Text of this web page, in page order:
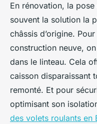
En rénovation, la pose
souvent la solution la
châssis d’origine.
construction neuve,
dans le linteau. Cela
caisson disparaissant
remonté. Et pour
optimisant son
des volets roulants en